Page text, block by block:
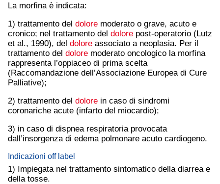
La morfina è indicata:
1) trattamento del dolore moderato o grave, acuto e
cronico; nel trattamento del dolore post-operatorio (Lutz
et al., 1990), del dolore associato a neoplasia. Per il
trattamento del dolore moderato oncologico la morfina
rappresenta l’oppiaceo di prima scelta
(Raccomandazione dell’Associazione Europea di Cure
Palliative);
2) trattamento del dolore in caso di sindromi
coronariche acute (infarto del miocardio);
3) in caso di dispnea respiratoria provocata
dall’insorgenza di edema polmonare acuto cardiogeno.
Indicazioni off label
1) Impiegata nel trattamento sintomatico della diarrea e
della tosse.